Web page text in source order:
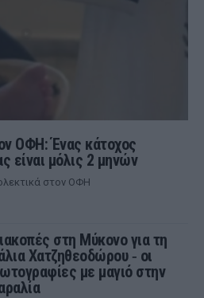
ΟΦΗ: Ένας κάτοχος
είναι μόλις 2 μηνών
στον ΟΦΗ
στη Μύκονο για τη
Χατζηθεοδώρου ‑ οι
με μαγιό στην